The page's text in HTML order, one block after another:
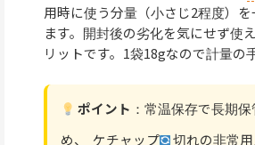
用時に使う分量（小さじ2程度）
ます。開封後の劣化を気にせず使
リットです。1袋18gなので計量の
ポイント ：常温保存で長期
め、
ケチャップ 切れの非常